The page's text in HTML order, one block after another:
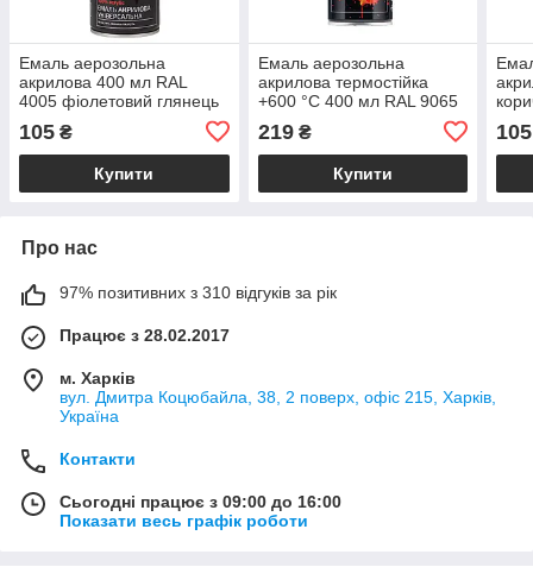
Емаль аерозольна
акрилова 400 мл RAL
4005 фіолетовий глянець
105 ₴
Купити
Емаль аерозольна
акрилова термостійка
+600 °C 400 мл RAL 9065
(2736061)
219₴
Купити
105
Про нас
97% позитивних з 310 відгуків за рік
Працює з 28.02.2017
м. Харків
вул. Дмитра Коцюбайла, 38, 2 поверх, офіс 215, Харків,
Україна
Контакти
Сьогодні працює з 09:00 до 16:00
Показати весь графік роботи